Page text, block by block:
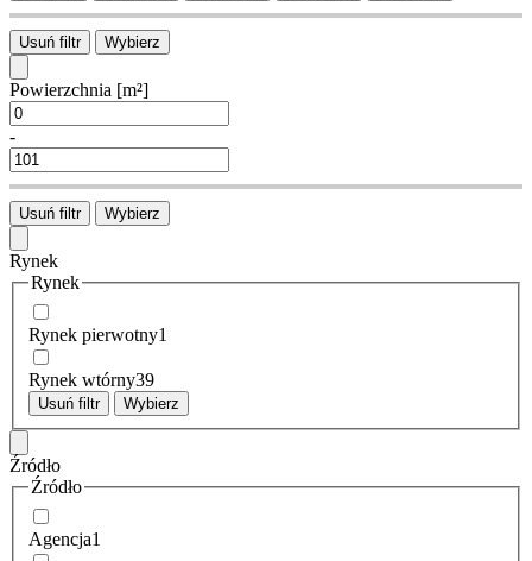
Usuń filtr Wybierz
Powierzchnia [m²]
-
Usuń filtr Wybierz
Rynek
Rynek
Rynek pierwotny1
Rynek wtórny39
Usuń filtr Wybierz
Źródło
Źródło
Agencja1